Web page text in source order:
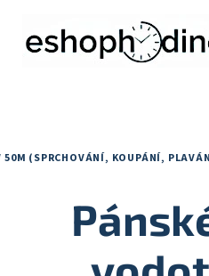
50M (SPRCHOVÁNÍ, KOUPÁNÍ,